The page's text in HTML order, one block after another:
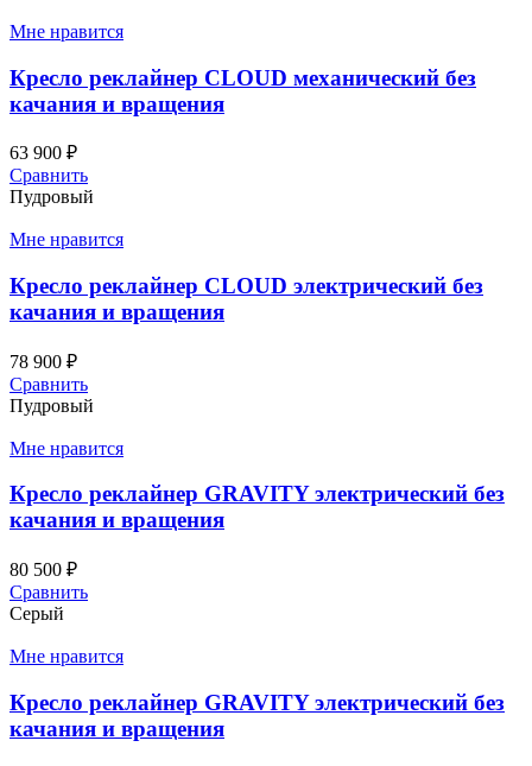
Мне нравится
Кресло реклайнер CLOUD механический без
качания и вращения
63 900 ₽
Сравнить
Пудровый
Мне нравится
Кресло реклайнер CLOUD электрический без
качания и вращения
78 900 ₽
Сравнить
Пудровый
Мне нравится
Кресло реклайнер GRAVITY электрический без
качания и вращения
80 500 ₽
Сравнить
Серый
Мне нравится
Кресло реклайнер GRAVITY электрический без
качания и вращения